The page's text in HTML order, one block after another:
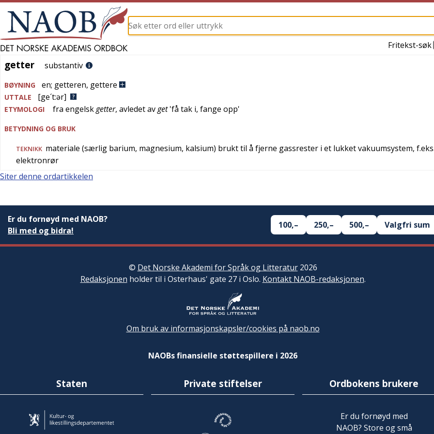
Fritekst-søk
getter
getter substantiv
BØYNING en; getteren, gettere
UTTALE [ge´t:ər]
ETYMOLOGI fra engelskgetter, avledet avget'få tak i, fange opp'
BETYDNING OG BRUK
TEKNIKK materiale (særlig barium, magnesium, kalsium) brukt til å fjerne gassrester i et lukket vakuumsystem,
elektronrør
Siter denne ordartikkelen
Er du fornøyd med NAOB?
Bli med og bidra!
100,– 250,– 500,– Valgfri sum
© Det Norske Akademi for Språk og Litteratur2026
Redaksjonen holder til i Osterhaus' gate 27 i Oslo. Kontakt NAOB-redaksjonen.
Om bruk av informasjonskapsler/cookies på naob.no
NAOBs finansielle støttespillere i 2026
Staten Private stiftelser Ordbokens brukere
Er du fornøyd med
NAOB? Store og små